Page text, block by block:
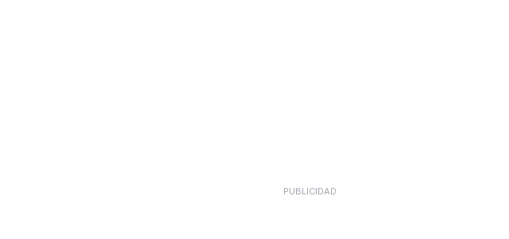
PUBLICIDAD